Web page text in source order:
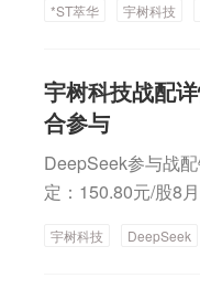
域。百合花：
各45%股权。通化
汇：拟2.63亿元购
徽股份：上半年净
比增长43.45%，拟
盈。健帆生物：上
18亿元，同比下
*ST萃华 宇树科技
宇树科技战配
合参与
DeepSeek参与战
定：150.80元/股8
期。根据公告，
宇树科技 DeepSeek